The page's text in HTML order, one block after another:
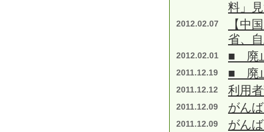
料」
2012.02.07
【中
省、
2012.02.01 ■ 廃
2011.12.19 ■ 廃
2011.12.12 利用
2011.12.09 がん
2011.12.09 がん